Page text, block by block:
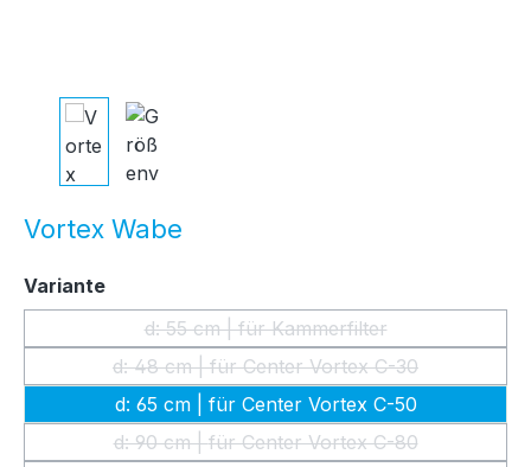
Vortex Wabe
Varianteauswählen
d: 55 cm | für Kammerfilter
(Diese Option ist zurzeit nicht
d: 48 cm | für Center Vortex C-30
(Diese Option ist zurzeit nicht
d: 65 cm | für Center Vortex C-50
d: 90 cm | für Center Vortex C-80
(Diese Option ist zurzeit nicht